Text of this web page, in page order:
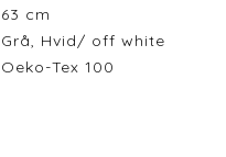
63 cm
Grå, Hvid/ off white
Oeko-Tex 100